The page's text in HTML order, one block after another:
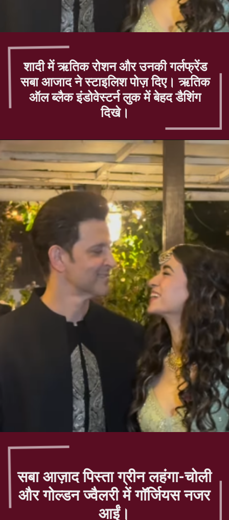
शादी में ऋतिक रोशन और उनकी गर्लफ्रेंड
सबा आजाद ने स्टाइलिश पोज़ दिए। ऋतिक
ऑल ब्लैक इंडोवेस्टर्न लुक में बेहद डैशिंग
दिखे।
सबा आज़ाद पिस्ता ग्रीन लहंगा-चोली
और गोल्डन ज्वैलरी में गॉर्जियस नजर
आईं।